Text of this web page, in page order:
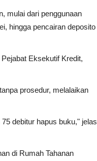
mulai dari penggunaan
hingga pencairan deposito
Eksekutif Kredit,
prosedur, melalaikan
debitur hapus buku," jelas
di Rumah Tahanan